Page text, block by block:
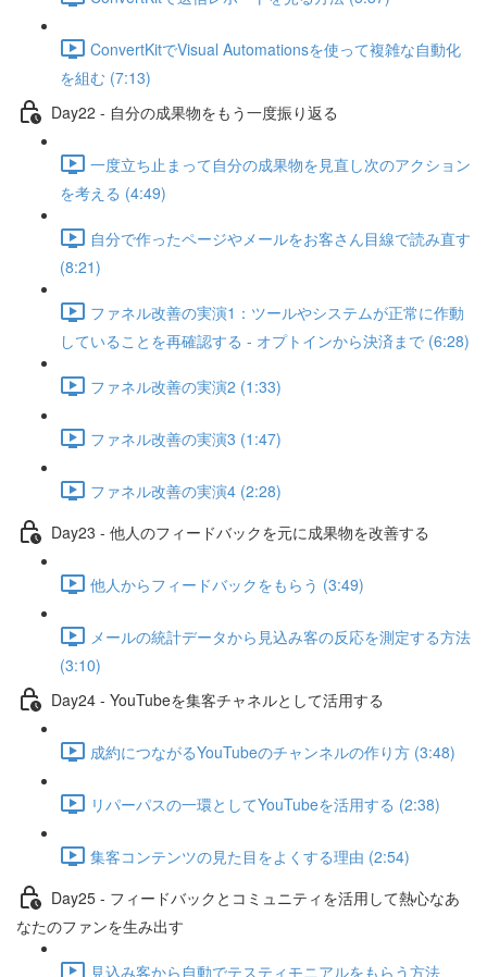
ConvertKitでVisual Automationsを使って複雑な自動化
を組む (7:13)
Day22 - 自分の成果物をもう一度振り返る
一度立ち止まって自分の成果物を見直し次のアクション
を考える (4:49)
自分で作ったページやメールをお客さん目線で読み直す
(8:21)
ファネル改善の実演1：ツールやシステムが正常に作動
していることを再確認する - オプトインから決済まで (6:28)
ファネル改善の実演2 (1:33)
ファネル改善の実演3 (1:47)
ファネル改善の実演4 (2:28)
Day23 - 他人のフィードバックを元に成果物を改善する
他人からフィードバックをもらう (3:49)
メールの統計データから見込み客の反応を測定する方法
(3:10)
Day24 - YouTubeを集客チャネルとして活用する
成約につながるYouTubeのチャンネルの作り方 (3:48)
リパーパスの一環としてYouTubeを活用する (2:38)
集客コンテンツの見た目をよくする理由 (2:54)
Day25 - フィードバックとコミュニティを活用して熱心なあ
なたのファンを生み出す
見込み客から自動でテスティモニアルをもらう方法